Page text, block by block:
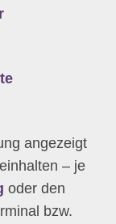
angezeigt
– je
oder den
bzw.